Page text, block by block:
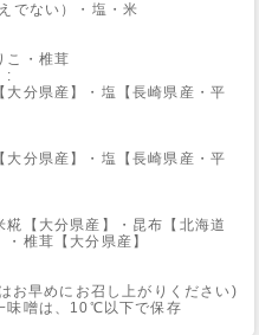
でない）・塩・米
こ・椎茸
:
大分県産】・塩【長崎県産・平
大分県産】・塩【長崎県産・平
【大分県産】・昆布【北海道
椎茸【大分県産】
お早めにお召し上がりください)
味噌は、10℃以下で保存